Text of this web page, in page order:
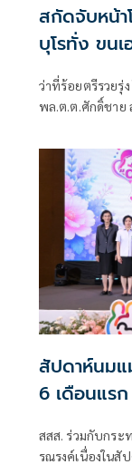
สกัดจับหน้า
บุโรทั่ง ขน
ว่าที่ร้อยตรีรวยรุ่
พล.ต.ต.ศักดิ์ชาย
ผู้กำกับสืบสวนต
สัปดาห์นม
6 เดือนแรก
สสส. ร่วมกับกระ
รณรงค์เนื่องในสั